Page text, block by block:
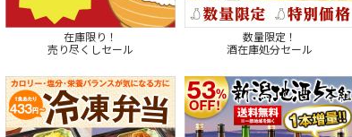
在庫限り！
売り尽くしセール
数量限定！
酒在庫処分セール